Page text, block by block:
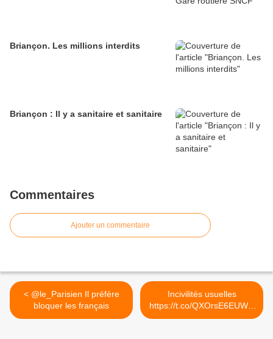
Briançon. Les millions interdits
Briançon : Il y a sanitaire et sanitaire
Commentaires
Ajouter un commentaire
< @le_Parisien Il préfère
bloquer les français
Incivilités usuelles
https://t.co/QXOrsE6EUW...
>